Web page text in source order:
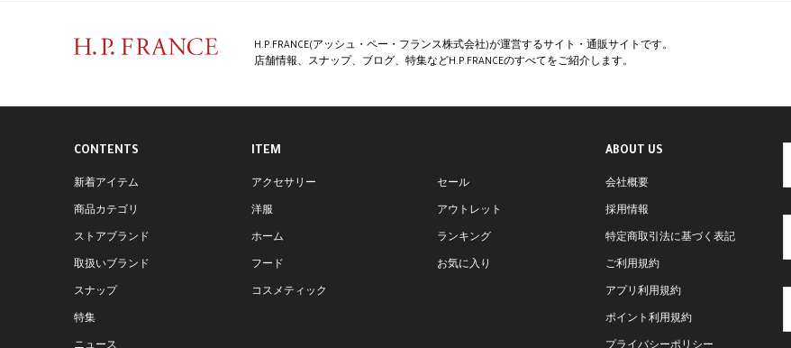
H.P.FRANCE(アッシュ・ペー・フランス株式会社)が運営するサイト・通販サイトです。
店舗情報、スナップ、ブログ、特集などH.P.FRANCEのすべてをご紹介します。
CONTENTS
新着アイテム
商品カテゴリ
ストアブランド
取扱いブランド
スナップ
特集
ITEM
アクセサリー
洋服
ホーム
フード
コスメティック
セール
アウトレット
ランキング
お気に入り
ABOUT US
会社概要
採用情報
特定商取引法に基づく表記
ご利用規約
アプリ利用規約
ポイント利用規約